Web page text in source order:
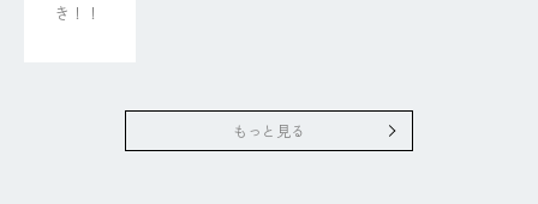
き！！
もっと見る